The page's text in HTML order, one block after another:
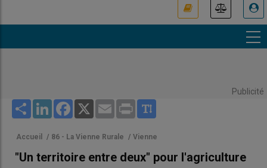
Publicité
Share LinkedInFacebook
X Email Print
Accueil / 86 - La Vienne Rurale / Vienne
"Un territoire entre deux" pour l'agriculture